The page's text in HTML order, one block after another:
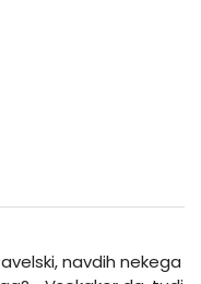
navdih nekega